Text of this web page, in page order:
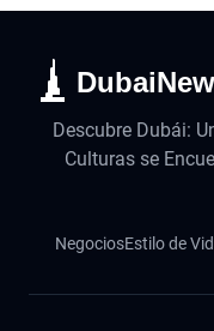
Descubre Dubái:
Culturas se
NegociosEstilo de